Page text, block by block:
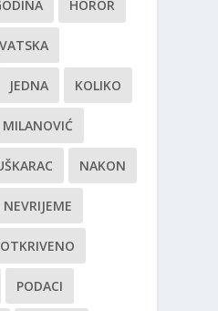
HOROR
JEDNA KOLIKO
MILANOVIĆ
NAKON
NEVRIJEME
OTKRIVENO
PODACI